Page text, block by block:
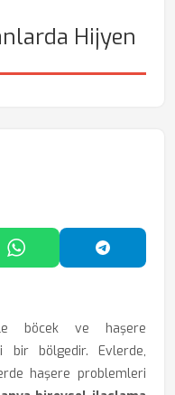
Hijyen
Paylaş
WhatsApp'ta Paylaş
böcek ve haşere
bir bölgedir. Evlerde,
haşere problemleri